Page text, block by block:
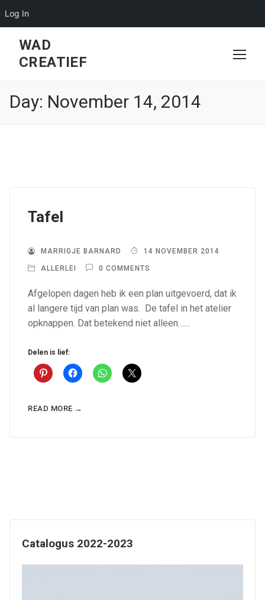
Log In
content
WAD
CREATIEF
Day: November 14, 2014
Tafel
MARRIGJE BARNARD 14 NOVEMBER 2014
ALLERLEI 0 COMMENTS
Afgelopen dagen heb ik een plan uitgevoerd, dat ik
al langere tijd van plan was. De tafel in het atelier
opknappen. Dat betekend niet alleen……
Delen is lief:
READ MORE →
Catalogus 2022-2023